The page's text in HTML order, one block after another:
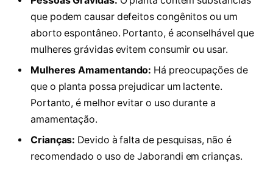
que podem causar defeitos congênitos ou um
aborto espontâneo. Portanto, é aconselhável que
mulheres grávidas evitem consumir ou usar.
Mulheres Amamentando: Há preocupações de
que o planta possa prejudicar um lactente.
Portanto, é melhor evitar o uso durante a
amamentação.
Crianças: Devido à falta de pesquisas, não é
recomendado o uso de Jaborandi em crianças.